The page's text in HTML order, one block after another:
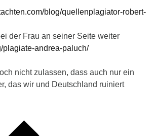
blog/quellenplagiator-robert-
der Frau an seiner Seite weiter
plagiate-andrea-paluch/
nicht zulassen, dass auch nur ein
das wir und Deutschland ruiniert